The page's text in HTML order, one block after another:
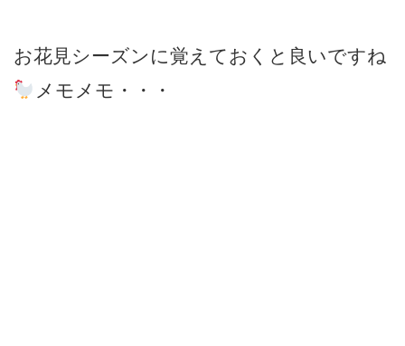
お花見シーズンに覚えておくと良いですね
メモメモ・・・